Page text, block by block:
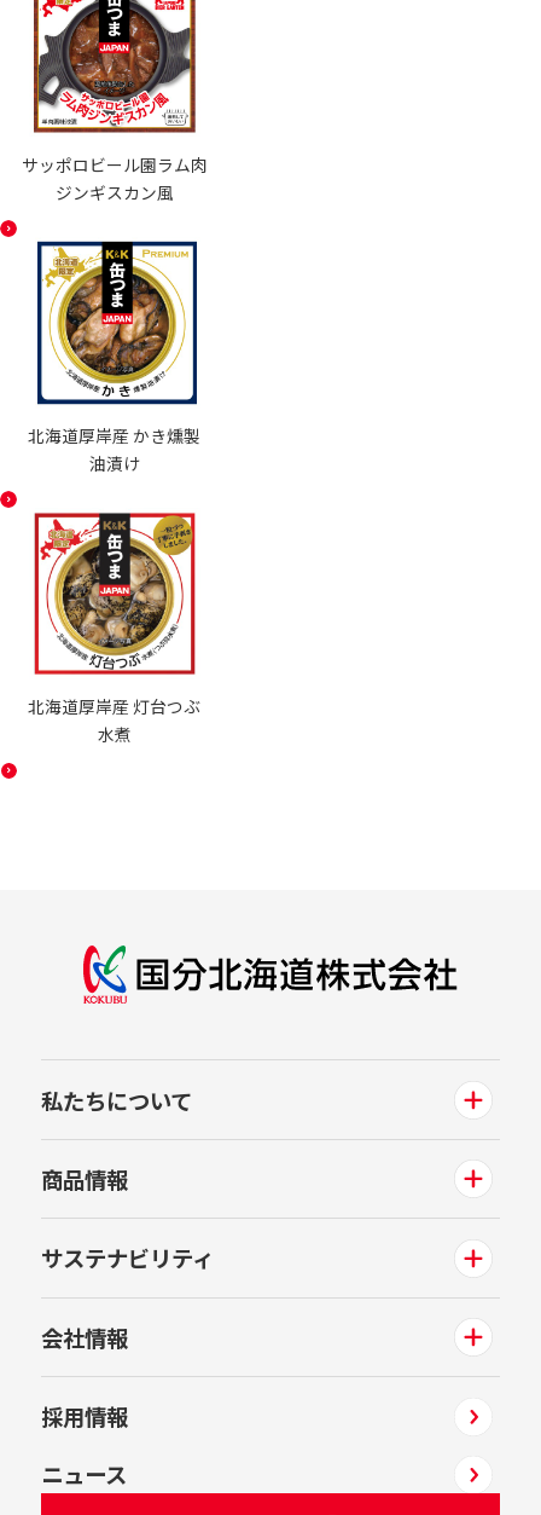
サッポロビール園ラム肉
ジンギスカン風
北海道厚岸産 かき燻製
油漬け
北海道厚岸産 灯台つぶ
水煮
私たちについて
商品情報
サステナビリティ
会社情報
採用情報
ニュース